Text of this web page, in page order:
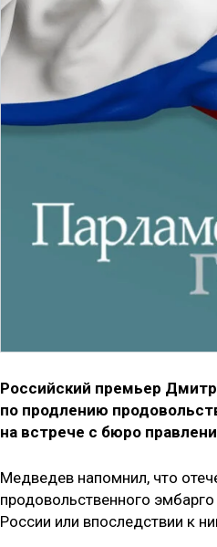
Российский премьер
по продлению
на встрече с бюро
Медведев напомнил, что
продовольственного
России или впоследствии к